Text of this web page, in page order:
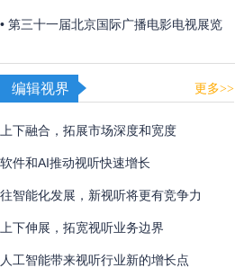
动！
产品企业展品合集
• 第三十一届北京国际广播电影电视展览
编辑视界 更多>>
上下融合，拓展市场深度和宽度
软件和AI推动视听快速增长
往智能化发展，新视听将更有竞争力
上下伸展，拓宽视听业务边界
人工智能带来视听行业新的增长点